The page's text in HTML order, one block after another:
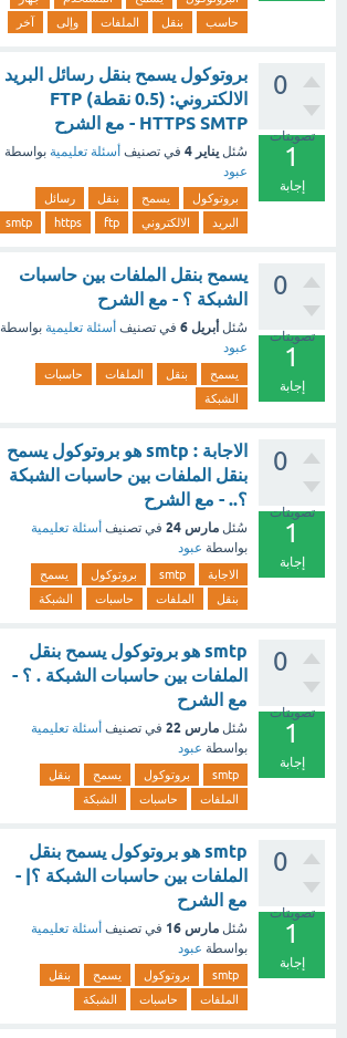
حاسب
بنقل الملفات وإلى آخر
0
تصويتات
1
إجابة
بروتوكول يسمح بنقل رسائل البريد
الالكتروني: (0.5 نقطة) FTP
HTTPS SMTP - مع الشرح
سُئل يناير 4 في تصنيف أسئلة تعليمية بواسطة
عبود
بروتوكول يسمح بنقل
رسائل
البريد
الالكتروني ftp
https
smtp
0
تصويتات
1
إجابة
يسمح بنقل الملفات بين حاسبات
الشبكة ؟ - مع الشرح
سُئل أبريل 6 في تصنيف أسئلة تعليمية بواسطة
عبود
يسمح بنقل الملفات
حاسبات
الشبكة
0
تصويتات
1
إجابة
الاجابة : smtp هو بروتوكول يسمح
بنقل الملفات بين حاسبات الشبكة
؟.. - مع الشرح
سُئل مارس 24 في تصنيف أسئلة تعليمية
بواسطة عبود
الاجابة smtp بروتوكول
يسمح
بنقل
الملفات حاسبات الشبكة
0
تصويتات
1
إجابة
smtp هو بروتوكول يسمح بنقل
الملفات بين حاسبات الشبكة . ؟ -
مع الشرح
سُئل مارس 22 في تصنيف أسئلة تعليمية
بواسطة عبود
smtp بروتوكول يسمح
بنقل
الملفات
حاسبات الشبكة
0
تصويتات
1
إجابة
smtp هو بروتوكول يسمح بنقل
الملفات بين حاسبات الشبكة ؟| -
مع الشرح
سُئل مارس 16 في تصنيف أسئلة تعليمية
بواسطة عبود
smtp بروتوكول يسمح
بنقل
الملفات
حاسبات الشبكة